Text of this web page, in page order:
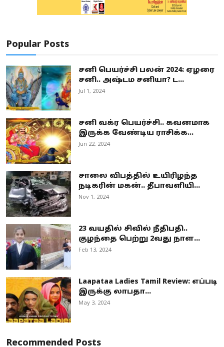
Popular Posts
சனி பெயர்ச்சி பலன் 2024: ஏழரை
சனி.. அஷ்டம சனியா? ட...
Jul 1, 2024
சனி வக்ர பெயர்ச்சி.. கவனமாக
இருக்க வேண்டிய ராசிக்க...
Jun 22, 2024
சாலை விபத்தில் உயிரிழந்த
நடிகரின் மகன்.. தீபாவளியி...
Nov 1, 2024
23 வயதில் சிவில் நீதிபதி..
குழந்தை பெற்று 2வது நாள...
Feb 13, 2024
Laapataa Ladies Tamil Review: எப்படி
இருக்கு லாபதா...
May 3, 2024
Recommended Posts